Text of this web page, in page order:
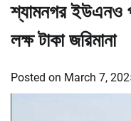
শ্যামনগর ইউএনও
লক্ষ টাকা জরিমানা
Posted on March 7,